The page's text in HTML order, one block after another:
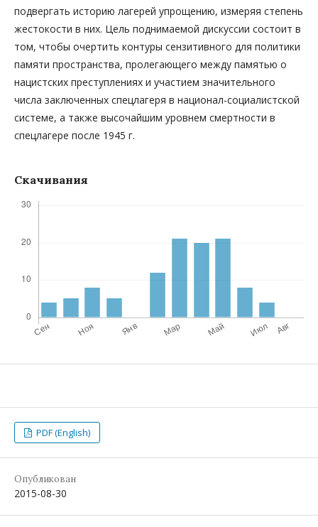
подвергать историю лагерей упрощению, измеряя степень
жестокости в них. Цель поднимаемой дискуссии состоит в
том, чтобы очертить контуры сензитивного для политики
памяти пространства, пролегающего между памятью о
нацистских преступлениях и участием значительного
числа заключенных спецлагеря в национал-социалистской
системе, а также высочайшим уровнем смертности в
спецлагере после 1945 г.
Скачивания
PDF (English)
Опубликован
2015-08-30